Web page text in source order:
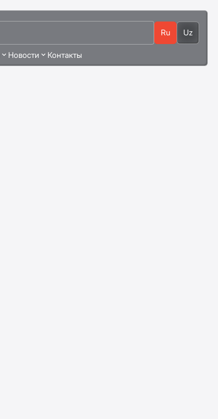
Ru Uz
Новости Контакты